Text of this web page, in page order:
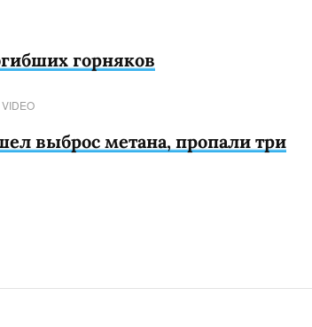
горняков
выброс метана, пропали три